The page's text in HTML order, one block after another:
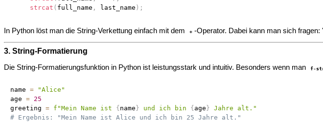
strcat ( full_name , last_name ) ;
In Python löst man die String-Verkettung einfach mit dem + -Operator. Dabei kann man sich
3. String-Formatierung
Die String-Formatierungsfunktion in Python ist leistungsstark und intuitiv. Besonders wenn man
f-
name =
"Alice"
age =
25
greeting = f"Mein Name ist { name } und ich bin { age } Jahre alt."
# Ergebnis: "Mein Name ist Alice und ich bin 25 Jahre alt."